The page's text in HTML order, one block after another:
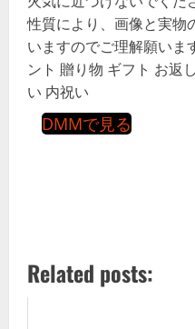
性質により、画像と実物
いますのでご理解願いま
ント 贈り物 ギフト お返
い 内祝い
DMMで見る
Related posts: